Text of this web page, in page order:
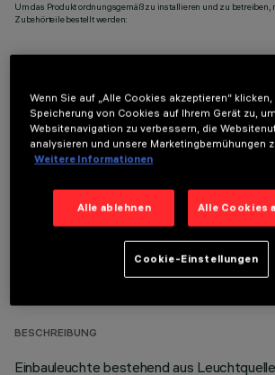
Um das Produkt ordnungsgemäß zu installieren und zu betreiben,
Zubehörteile bestellt werden:
OPTIONALE
TECHNISCHE DATEN
BESCHREIBUNG
Einbauleuchte bestehend aus
Wenn Sie auf „Alle Cookies akzeptieren“
Speicherung von Cookies auf Ihrem Gerät zu,
Websitenavigation zu verbessern, die
analysieren und unsere Marketingbemühungen
Weitere Informationen
Alle ablehnen Alle Cookies
Cookie-Einstellungen